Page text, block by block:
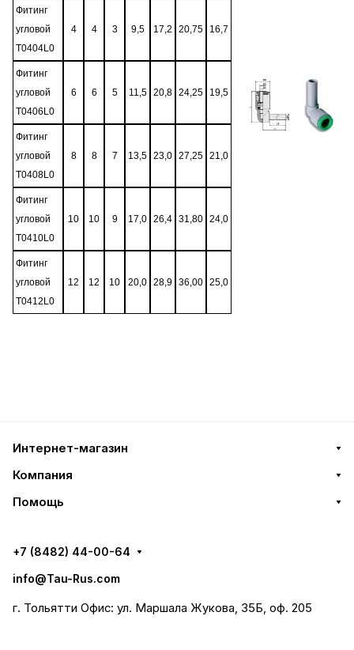
Фитинг
угловой
T0404L0
4 4 3 9,5 17,2 20,75 16,7
Фитинг
угловой
T0406L0
6 6 5 11,5 20,8 24,25 19,5
Фитинг
угловой
T0408L0
8 8 7 13,5 23,0 27,25 21,0
Фитинг
угловой
T0410L0
10 10 9 17,0 26,4 31,80 24,0
Фитинг
угловой
T0412L0
12 12 10 20,0 28,9 36,00 25,0
Интернет-магазин
Компания
Помощь
+7 (8482) 44-00-64
info@Tau-Rus.com
г. Тольятти Офис: ул. Маршала Жукова, 35Б, оф. 205